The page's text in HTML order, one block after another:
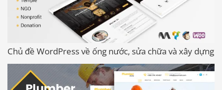
Chủ đề WordPress về ống nước, sửa chữa và xây dựng